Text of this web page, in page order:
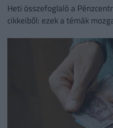
Heti összefoglaló a
cikkeiből: ezek a témák